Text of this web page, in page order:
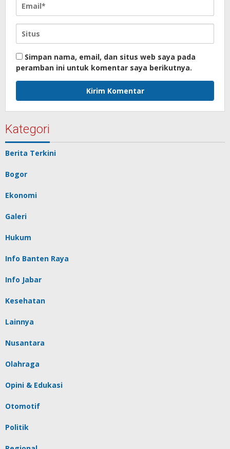
Simpan nama, email, dan situs web saya pada
peramban ini untuk komentar saya berikutnya.
Kategori
Berita Terkini
Bogor
Ekonomi
Galeri
Hukum
Info Banten Raya
Info Jabar
Kesehatan
Lainnya
Nusantara
Olahraga
Opini & Edukasi
Otomotif
Politik